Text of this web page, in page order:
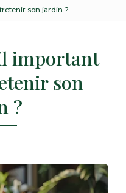
son jardin ?
important
son
?